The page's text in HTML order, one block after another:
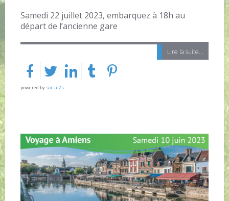
Samedi 22 juillet 2023, embarquez à 18h au
départ de l’ancienne gare
Lire la suite...
powered by social2s